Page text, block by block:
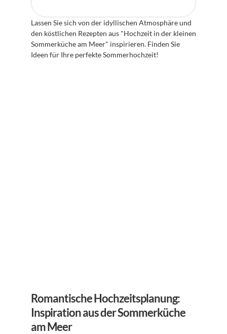
Lassen Sie sich von der idyllischen Atmosphäre und
den köstlichen Rezepten aus "Hochzeit in der kleinen
Sommerküche am Meer" inspirieren. Finden Sie
Ideen für Ihre perfekte Sommerhochzeit!
Romantische Hochzeitsplanung:
Inspiration aus der Sommerküche
am Meer